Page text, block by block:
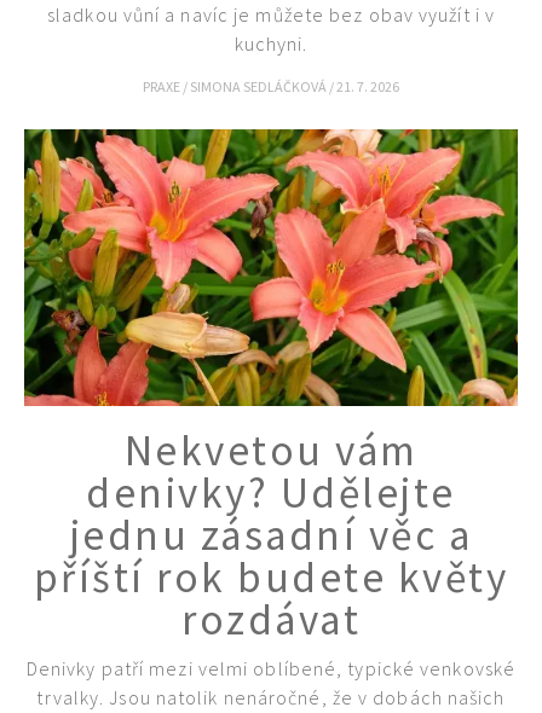
sladkou vůní a navíc je můžete bez obav využít i v
kuchyni.
PRAXE / SIMONA SEDLÁČKOVÁ / 21. 7. 2026
Nekvetou vám
denivky? Udělejte
jednu zásadní věc a
příští rok budete květy
rozdávat
Denivky patří mezi velmi oblíbené, typické venkovské
trvalky. Jsou natolik nenáročné, že v dobách našich